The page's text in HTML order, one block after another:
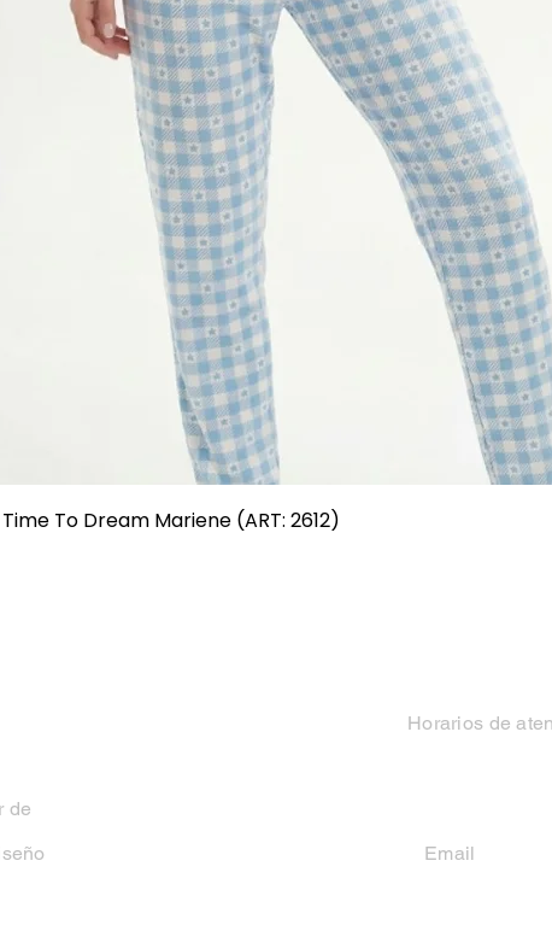
Vista rápida
To Dream Mariene (ART: 2612)
de
Horarios de
Email